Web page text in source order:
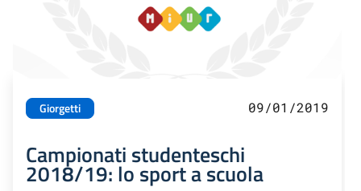
Giorgetti 09/01/2019
Campionati studenteschi
2018/19: lo sport a scuola